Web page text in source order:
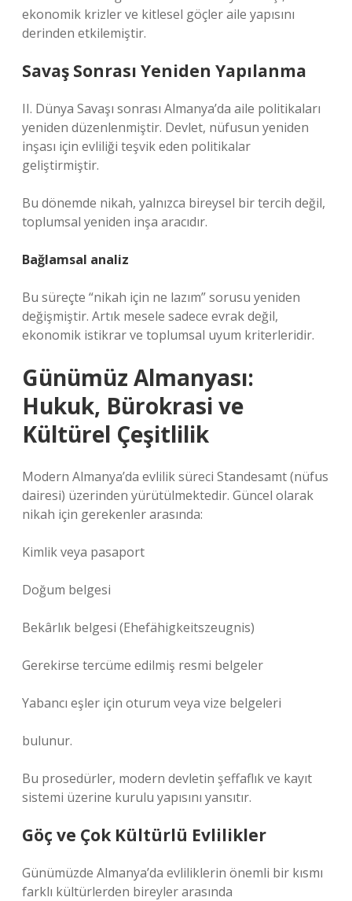
ekonomik krizler ve kitlesel göçler aile yapısını
derinden etkilemiştir.
Savaş Sonrası Yeniden Yapılanma
II. Dünya Savaşı sonrası Almanya’da aile politikaları
yeniden düzenlenmiştir. Devlet, nüfusun yeniden
inşası için evliliği teşvik eden politikalar
geliştirmiştir.
Bu dönemde nikah, yalnızca bireysel bir tercih değil,
toplumsal yeniden inşa aracıdır.
Bağlamsal analiz
Bu süreçte “nikah için ne lazım” sorusu yeniden
değişmiştir. Artık mesele sadece evrak değil,
ekonomik istikrar ve toplumsal uyum kriterleridir.
Günümüz Almanyası:
Hukuk, Bürokrasi ve
Kültürel Çeşitlilik
Modern Almanya’da evlilik süreci Standesamt (nüfus
dairesi) üzerinden yürütülmektedir. Güncel olarak
nikah için gerekenler arasında:
Kimlik veya pasaport
Doğum belgesi
Bekârlık belgesi (Ehefähigkeitszeugnis)
Gerekirse tercüme edilmiş resmi belgeler
Yabancı eşler için oturum veya vize belgeleri
bulunur.
Bu prosedürler, modern devletin şeffaflık ve kayıt
sistemi üzerine kurulu yapısını yansıtır.
Göç ve Çok Kültürlü Evlilikler
Günümüzde Almanya’da evliliklerin önemli bir kısmı
farklı kültürlerden bireyler arasında